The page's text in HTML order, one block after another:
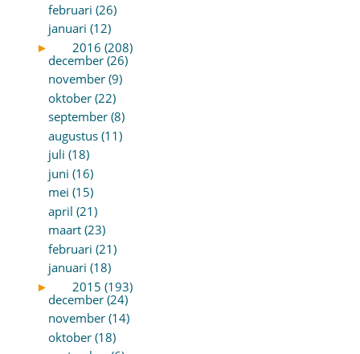
februari (26)
januari (12)
►
2016 (208)
december (26)
november (9)
oktober (22)
september (8)
augustus (11)
juli (18)
juni (16)
mei (15)
april (21)
maart (23)
februari (21)
januari (18)
►
2015 (193)
december (24)
november (14)
oktober (18)